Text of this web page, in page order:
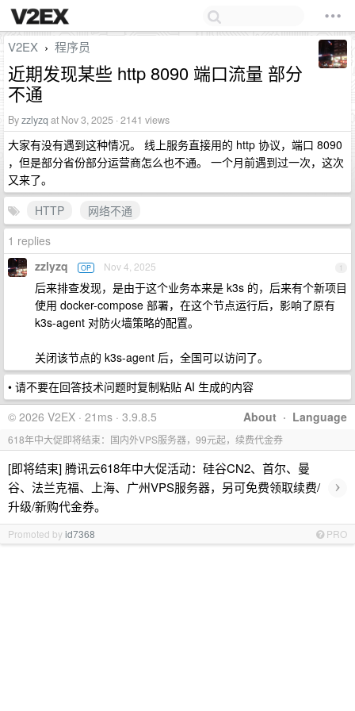
V2EX › 程序员
近期发现某些 http 8090 端口流量 部分
不通
Byzzlyzq at Nov 3, 2025 · 2141 views
大家有没有遇到这种情况。 线上服务直接用的 http 协议，端口 8090
，但是部分省份部分运营商怎么也不通。 一个月前遇到过一次，这次
又来了。
HTTP
网络不通
1 replies
1
zzlyzq OP Nov 4, 2025
后来排查发现，是由于这个业务本来是 k3s 的，后来有个新项目
使用 docker-compose 部署，在这个节点运行后，影响了原有
k3s-agent 对防火墙策略的配置。
关闭该节点的 k3s-agent 后，全国可以访问了。
• 请不要在回答技术问题时复制粘贴 AI 生成的内容
About · Language
© 2026 V2EX · 21ms · 3.9.8.5
618年中大促即将结束：国内外VPS服务器，99元起，续费代金券
[即将结束] 腾讯云618年中大促活动：硅谷CN2、首尔、曼
谷、法兰克福、上海、广州VPS服务器，另可免费领取续费/
升级/新购代金券。
›
Promoted byid7368 PRO